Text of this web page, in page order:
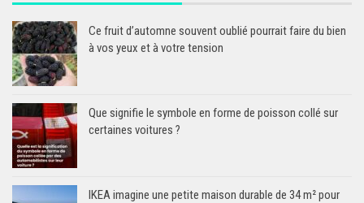
Ce fruit d’automne souvent oublié pourrait faire du bien
à vos yeux et à votre tension
Que signifie le symbole en forme de poisson collé sur
certaines voitures ?
IKEA imagine une petite maison durable de 34 m² pour